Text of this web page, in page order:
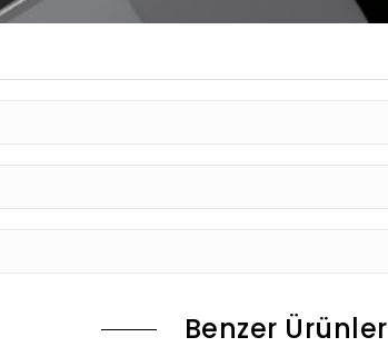
Benzer Ürünler